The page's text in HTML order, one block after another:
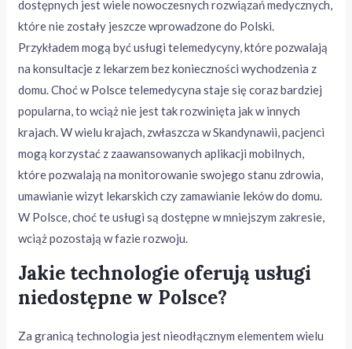
dostępnych jest wiele nowoczesnych rozwiązań medycznych,
które nie zostały jeszcze wprowadzone do Polski.
Przykładem mogą być usługi telemedycyny, które pozwalają
na konsultacje z lekarzem bez konieczności wychodzenia z
domu. Choć w Polsce telemedycyna staje się coraz bardziej
popularna, to wciąż nie jest tak rozwinięta jak w innych
krajach. W wielu krajach, zwłaszcza w Skandynawii, pacjenci
mogą korzystać z zaawansowanych aplikacji mobilnych,
które pozwalają na monitorowanie swojego stanu zdrowia,
umawianie wizyt lekarskich czy zamawianie leków do domu.
W Polsce, choć te usługi są dostępne w mniejszym zakresie,
wciąż pozostają w fazie rozwoju.
Jakie technologie oferują usługi
niedostępne w Polsce?
Za granicą technologia jest nieodłącznym elementem wielu